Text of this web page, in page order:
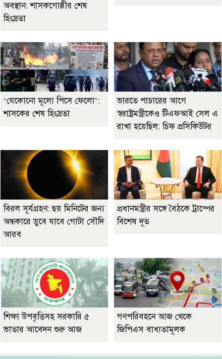
অবস্থান: শাসকগোষ্ঠীর শেষ
হিংস্রতা
‘যেকোনো মূল্যে পিসে ফেলো’:
শাসকের শেষ হিংস্রতা
ভারতে পাচারের আগে
স্বরাষ্ট্রমন্ত্রীকেও টিএফআই সেল এ
রাখা হয়েছিল: চিফ প্রসিকিউটর
বিরল সূর্যগ্রহণ: ছয় মিনিটের জন্য
অন্ধকারে ডুবে যাবে গোটা সৌদি
আরব
প্রধানমন্ত্রীর সঙ্গে বৈঠকে ট্রাম্পের
বিশেষ দূত
শিক্ষা উপবৃত্তিসহ সরকারি ৫
ভাতার আবেদন শুরু আজ
গণপরিবহনে আজ থেকে
জিপিএস বাধ্যতামূলক